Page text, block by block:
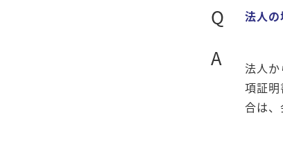
Q 法人の
A
法人
項証
合は、